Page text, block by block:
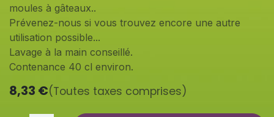
moules à gâteaux..
Prévenez-nous si vous trouvez encore une autre
utilisation possible...
Lavage à la main conseillé.
Contenance 40 cl environ.
8,33 €(Toutes taxes comprises)